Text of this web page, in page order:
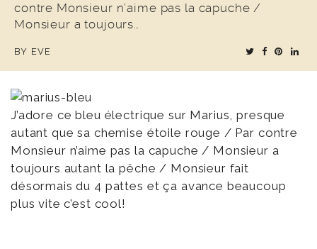
COUP DE COEUR
contre Monsieur n’aime pas la capuche /
Monsieur a toujours…
BY EVE
J’adore ce bleu électrique sur Marius, presque
autant que sa chemise étoile rouge / Par contre
Monsieur n’aime pas la capuche / Monsieur a
toujours autant la pêche / Monsieur fait
désormais du 4 pattes et ça avance beaucoup
plus vite c’est cool!